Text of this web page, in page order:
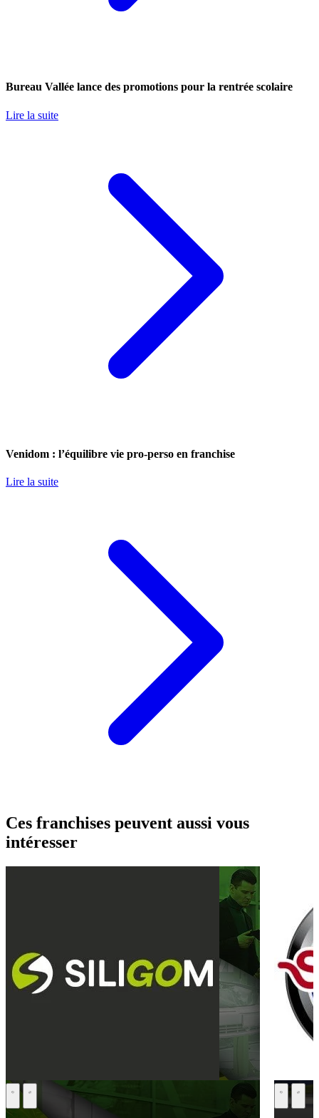
Bureau Vallée lance des promotions pour la rentrée scolaire
Lire la suite
Venidom : l’équilibre vie pro-perso en franchise
Lire la suite
Ces franchises peuvent aussi vous
intéresser